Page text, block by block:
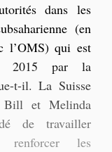
dans les
(en
l’OMS) qui est
2015 par la
t-il. La Suisse
et Melinda
de travailler
renforcer les